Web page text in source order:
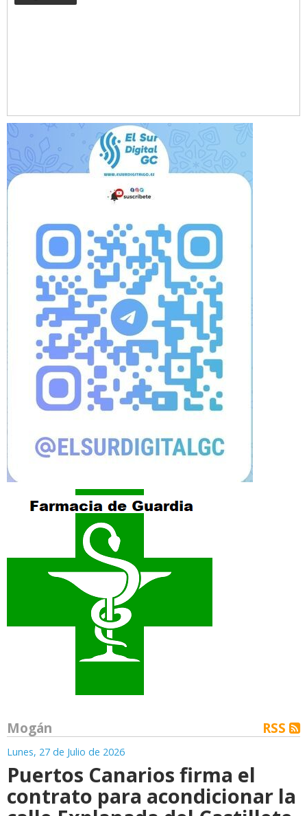
Mogán RSS
Lunes, 27 de Julio de 2026
Puertos Canarios firma el
contrato para acondicionar la